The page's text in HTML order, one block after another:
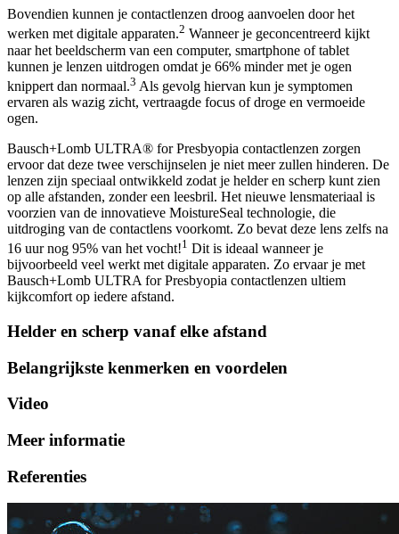
Bovendien kunnen je contactlenzen droog aanvoelen door het
werken met digitale apparaten.2 Wanneer je geconcentreerd kijkt
naar het beeldscherm van een computer, smartphone of tablet
kunnen je lenzen uitdrogen omdat je 66% minder met je ogen
knippert dan normaal.3 Als gevolg hiervan kun je symptomen
ervaren als wazig zicht, vertraagde focus of droge en vermoeide
ogen.
Bausch+Lomb ULTRA® for Presbyopia contactlenzen zorgen
ervoor dat deze twee verschijnselen je niet meer zullen hinderen. De
lenzen zijn speciaal ontwikkeld zodat je helder en scherp kunt zien
op alle afstanden, zonder een leesbril. Het nieuwe lensmateriaal is
voorzien van de innovatieve MoistureSeal technologie, die
uitdroging van de contactlens voorkomt. Zo bevat deze lens zelfs na
16 uur nog 95% van het vocht!1 Dit is ideaal wanneer je
bijvoorbeeld veel werkt met digitale apparaten. Zo ervaar je met
Bausch+Lomb ULTRA for Presbyopia contactlenzen ultiem
kijkcomfort op iedere afstand.
Helder en scherp vanaf elke afstand
Belangrijkste kenmerken en voordelen
Video
Meer informatie
Referenties